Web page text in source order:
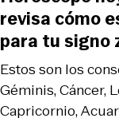
Estos son los
Géminis, Cáncer,
Capricornio,
revisa cómo
para tu signo